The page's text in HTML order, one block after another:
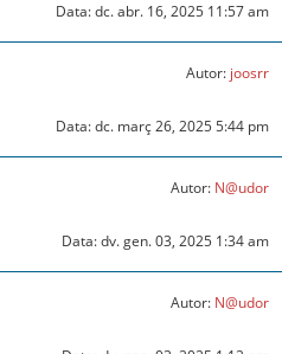
Data: dc. abr. 16, 2025 11:57 am
Autor: joosrr
Data: dc. març 26, 2025 5:44 pm
Autor: N@udor
Data: dv. gen. 03, 2025 1:34 am
Autor: N@udor